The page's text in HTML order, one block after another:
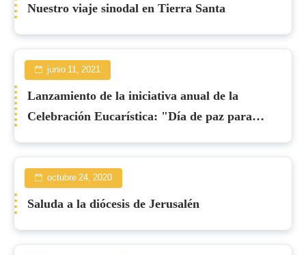
Nuestro viaje sinodal en Tierra Santa
junio 11, 2021
Lanzamiento de la iniciativa anual de la
Celebración Eucarística: "Día de paz para
octubre 24, 2020
Saluda a la diócesis de Jerusalén